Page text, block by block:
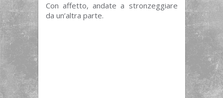
Con affetto, andate a stronzeggiare
da un’altra parte.